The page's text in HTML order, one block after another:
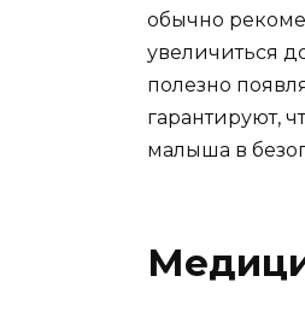
обычно
увеличиться
полезно
гарантируют,
малыша в